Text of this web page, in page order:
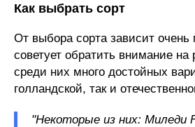
Как выбрать сорт
От выбора сорта зависит очень
советует обратить внимание
среди них много достойных
голландской, так и
"Некоторые из них: Миледи